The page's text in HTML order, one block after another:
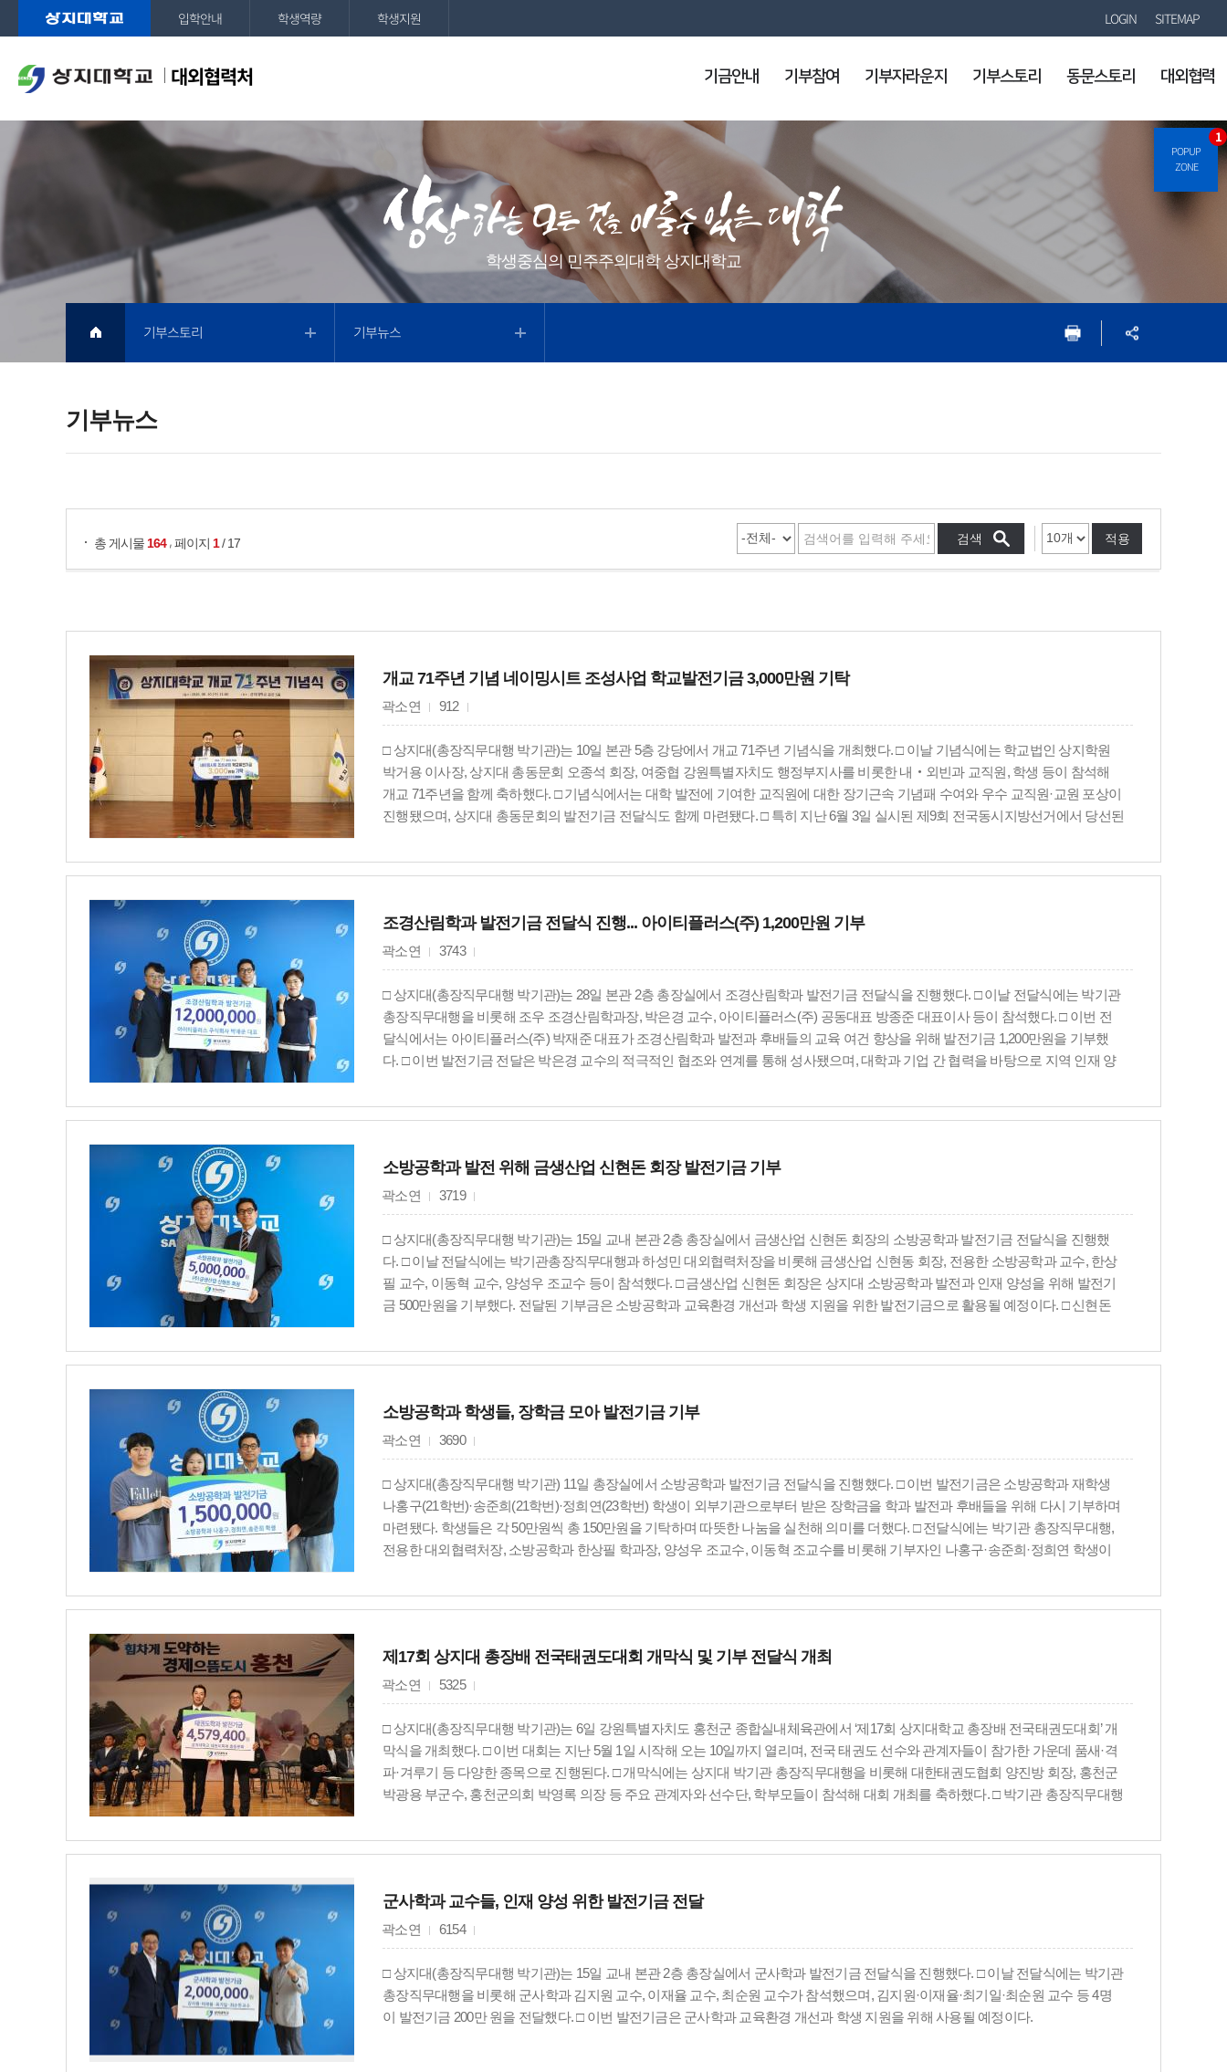
POPUP
ZONE
1
대외협력처
입학안내 학생역량 학생지원 LOGIN SITEMAP
기금안내 기부참여 기부자라운지 기부스토리 동문스토리 대외협력
학생중심의 민주주의대학 상지대학교
기부뉴스
기부스토리 기부뉴스
총 게시물 164 ,페이지 1/ 17 적용
개교 71주년 기념 네이밍시트 조성사업 학교발전기금 3,000만원 기탁
곽소연 912
□ 상지대(총장직무대행 박기관)는 10일 본관 5층 강당에서 개교 71주년 기념식을 개최했다. □ 이날 기념식에는 학교법인 상지학원
박거용 이사장, 상지대 총동문회 오종석 회장, 여중협 강원특별자치도 행정부지사를 비롯한 내‧외빈과 교직원, 학생 등이 참석해
개교 71주년을 함께 축하했다. □ 기념식에서는 대학 발전에 기여한 교직원에 대한 장기근속 기념패 수여와 우수 교직원·교원 포상이
진행됐으며, 상지대 총동문회의 발전기금 전달식도 함께 마련됐다. □ 특히 지난 6월 3일 실시된 제9회 전국동시지방선거에서 당선된
주시의원 당선인, 권아름 원주시의원 당선인, 차은숙 원주시의원 당선인, 김명신 원주시의원 당선인에게 축하 꽃다발이 전달됐다. □
이어진 기념식에서는 상지대 총동문회가 대학 발전과 교육환경 향상을 위해 발전기금 3천만 원을 기탁했다. 또한 네이밍시트 조성
의 역사는 결코 짧지 않은 시간이지만, 대학의 역사로 본다면 상지대는 여전히 성장 가능성이 큰 청년기에 있다”며 “학생과 교직원,
동문, 지역사회가 함께 힘을 모을 때 더욱 발전하고 성장하는 대학이 될 것”이라고 말했다. □ 여중협 강원특별자치도 행정부지사는
“상지대는 지역사회가 필요로 하는 인재를 양성하고 산학협력과 봉사활동 등을 통해 지역 발전에 기여해 온 강원특별자치도의 대표
사학”이라고 말했다. 이어 “앞으로도 지역의 미래를 함께 설계하며 시대적 과제에 대응하는 지역혁신의 주체로 성장해 주길 바란
다”고 축사를 전했다. □ 박기관 총장직무대행은 “상지대의 71년은 수많은 동문과 구성원들이 각자의 자리에서 쌓아온 노력의 역
사”라며 “변화하는 시대 속에서도 지역과 함께 성장하며 미래를 스스로 설계하는 대학, 학생들이 상지를 선택한 것을 자랑스럽게 여
길 수 있는 대학을 만들어 가겠다”고 밝혔다. □ 한편 상지대는 1955년 설립 이후 지역사회와 함께 성장하며 인재 양성과 학문 발전에
조경산림학과 발전기금 전달식 진행... 아이티플러스(주) 1,200만원 기부
곽소연 3743
□ 상지대(총장직무대행 박기관)는 28일 본관 2층 총장실에서 조경산림학과 발전기금 전달식을 진행했다. □ 이날 전달식에는 박기관
총장직무대행을 비롯해 조우 조경산림학과장, 박은경 교수, 아이티플러스(주) 공동대표 방종준 대표이사 등이 참석했다. □ 이번 전
달식에서는 아이티플러스(주) 박재준 대표가 조경산림학과 발전과 후배들의 교육 여건 향상을 위해 발전기금 1,200만원을 기부했
다. □ 이번 발전기금 전달은 박은경 교수의 적극적인 협조와 연계를 통해 성사됐으며, 대학과 기업 간 협력을 바탕으로 지역 인재 양
업으로, 2014년 설립 이후 강원특별자치도 원주시에 본사와 공장을 두고 운영되고 있다. 조경시설물 및 구조용 금속제품 분야에서
다수의 특허를 보유하고 있으며, 관련 산업 분야에서 기술력을 인정받고 있다. □ 상지대는 앞으로도 지역사회 및 산업체와의 지속적
소방공학과 발전 위해 금생산업 신현돈 회장 발전기금 기부
곽소연 3719
□ 상지대(총장직무대행 박기관)는 15일 교내 본관 2층 총장실에서 금생산업 신현돈 회장의 소방공학과 발전기금 전달식을 진행했
다. □ 이날 전달식에는 박기관총장직무대행과 하성민 대외협력처장을 비롯해 금생산업 신현동 회장, 전용한 소방공학과 교수, 한상
필 교수, 이동혁 교수, 양성우 조교수 등이 참석했다. □ 금생산업 신현돈 회장은 상지대 소방공학과 발전과 인재 양성을 위해 발전기
금 500만원을 기부했다. 전달된 기부금은 소방공학과 교육환경 개선과 학생 지원을 위한 발전기금으로 활용될 예정이다. □ 신현돈
나눔을 이어오고 있다. □ 충북 진천에 본사를 둔 ㈜금생산업은 자동차 내장재용 접착제 제조 및 판매를 전문으로 하는 기업이다. □ 상
지대는 이번 발전기금 기부가 학생들의 교육환경 향상과 실무형 전문인재 양성에 큰 도움이 될 것으로 기대하고 있으며, 앞으로도
소방공학과 학생들, 장학금 모아 발전기금 기부
곽소연 3690
□ 상지대(총장직무대행 박기관) 11일 총장실에서 소방공학과 발전기금 전달식을 진행했다. □ 이번 발전기금은 소방공학과 재학생
나홍구(21학번)·송준희(21학번)·정희연(23학번) 학생이 외부기관으로부터 받은 장학금을 학과 발전과 후배들을 위해 다시 기부하며
마련됐다. 학생들은 각 50만원씩 총 150만원을 기탁하며 따뜻한 나눔을 실천해 의미를 더했다. □ 전달식에는 박기관 총장직무대행,
전용한 대외협력처장, 소방공학과 한상필 학과장, 양성우 조교수, 이동혁 조교수를 비롯해 기부자인 나홍구·송준희·정희연 학생이
눔과 상생의 의미를 더했다. □ 상지대 관계자는 “학생들이 자발적으로 나눔을 실천하며 학과 공동체의 선순환 문화를 만들어가고 있
다는 점에서 더욱 뜻깊다”며 “기부해 준 발전기금은 소방공학과 학생들의 교육환경 개선과 학과 발전을 위해 소중히 활용하겠다”고
제17회 상지대 총장배 전국태권도대회 개막식 및 기부 전달식 개최
곽소연 5325
□ 상지대(총장직무대행 박기관)는 6일 강원특별자치도 홍천군 종합실내체육관에서 ‘제17회 상지대학교 총장배 전국태권도대회’ 개
막식을 개최했다. □ 이번 대회는 지난 5월 1일 시작해 오는 10일까지 열리며, 전국 태권도 선수와 관계자들이 참가한 가운데 품새·격
파·겨루기 등 다양한 종목으로 진행된다. □ 개막식에는 상지대 박기관 총장직무대행을 비롯해 대한태권도협회 양진방 회장, 홍천군
박광용 부군수, 홍천군의회 박영록 의장 등 주요 관계자와 선수단, 학부모들이 참석해 대회 개최를 축하했다. □ 박기관 총장직무대행
의 명성과 전통을 이어오고 있다”며 “선수 여러분이 그동안 갈고닦은 기량을 마음껏 펼치고, 후회 없는 도전과 당당한 경기로 태권도
의 가치와 정신을 보여주길 바란다”고 말했다. □ 양진방 대한태권도협회장은 격려사에서 “이번 대회는 품새·격파·겨루기 세 종목을
도의 정신과 가치를 더욱 빛내주길 기대한다”고 전했다. □ 박광용 홍천군 부군수는 환영사를 통해 “태권도는 우리 민족의 정신과 기
상이 깃든 전통 무예이자 세계인이 함께하는 대한민국 대표 스포츠”라며 “이번 대회가 선수들에게는 노력의 결실을 펼치는 무대가
되고, 참가자 모두에게 태권도의 가치와 품격을 나누는 뜻깊은 시간이 되길 바란다”고 말했다. □ 이날 개막식에서는 상지대 태권도학
전공 동문회장인 김흥교 회장의 장학금 및 물품 전달식도 함께 진행됐다. 김 회장은 재학생 2명에게 각 50만 원씩 총 100만 원의 장학
금을 전달했으며, 약 360만 원 상당의 티셔츠 260여 장을 기부해 후배들을 응원했다. □ 한편 이번 대회에는 전국에서 약 3,600여 명의
선수가 참가해 종목별 기량을 겨루고 있으며, 품새 대회는 5월 1일부터 4일까지, 격파 대회는 5일부터 7일까지, 겨루기 대회는 8일부
군사학과 교수들, 인재 양성 위한 발전기금 전달
곽소연 6154
□ 상지대(총장직무대행 박기관)는 15일 교내 본관 2층 총장실에서 군사학과 발전기금 전달식을 진행했다. □ 이날 전달식에는 박기관
총장직무대행을 비롯해 군사학과 김지원 교수, 이재율 교수, 최순원 교수가 참석했으며, 김지원·이재율·최기일·최순원 교수 등 4명
이 발전기금 200만 원을 전달했다. □ 이번 발전기금은 군사학과 교육환경 개선과 학생 지원을 위해 사용될 예정이다.